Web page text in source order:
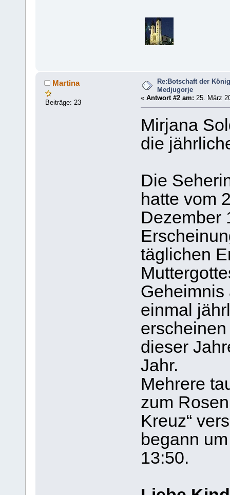
Martina
Beiträge: 23
Re:Botschaft der
Medjugorje
« Antwort #2 am: 25. März
Mirjana
die
Die
hatte vom
Dezember
täglichen
Geheimnis
einmal
dieser
Jahr.
Mehrere
zum
Kreuz“
begann
13:50.